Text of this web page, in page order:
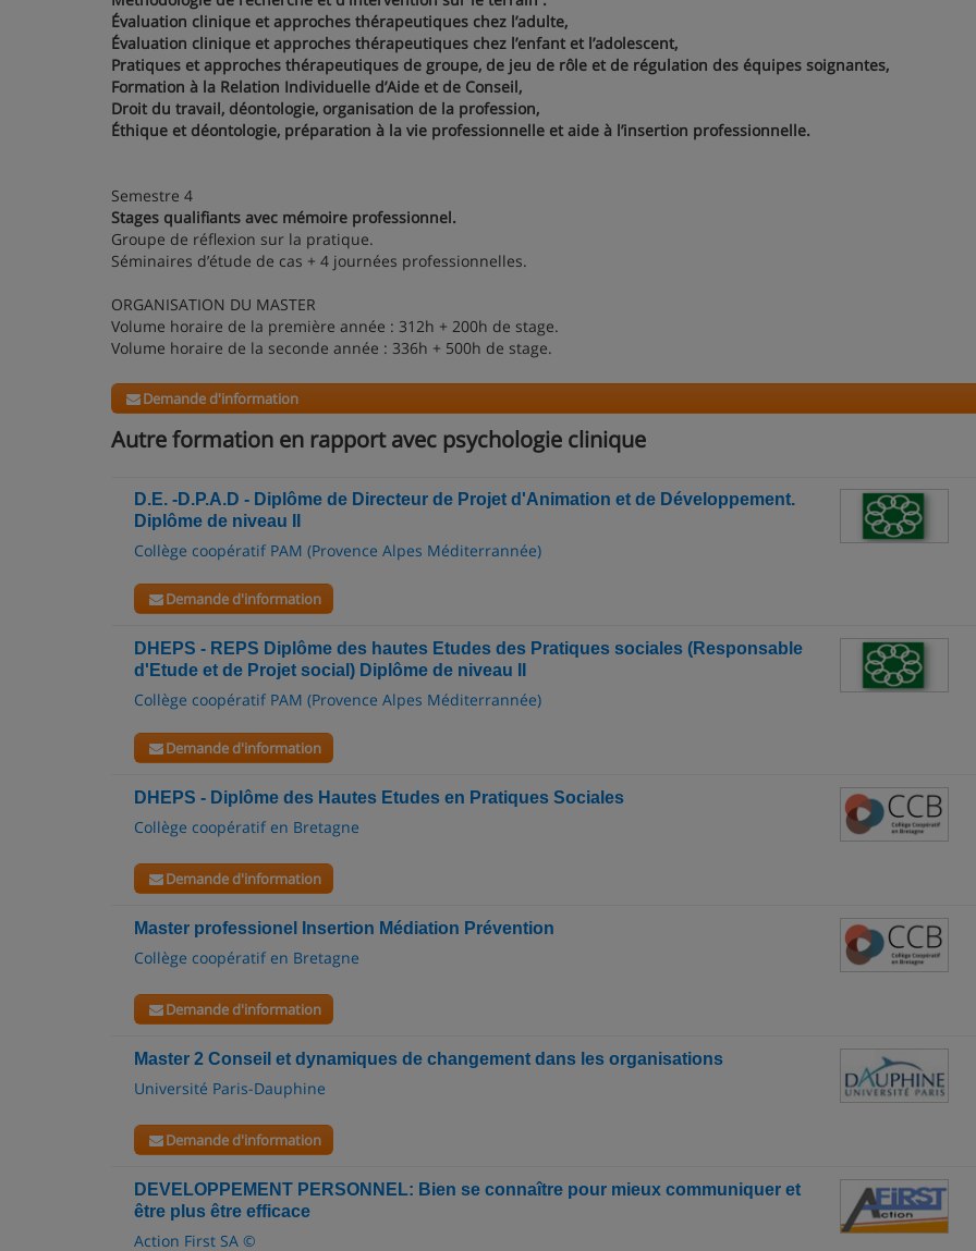
Évaluation clinique et approches thérapeutiques chez l’adulte,
Évaluation clinique et approches thérapeutiques chez l’enfant et l’adolescent,
Pratiques et approches thérapeutiques de groupe, de jeu de rôle et de régulation des équipes soignantes,
Formation à la Relation Individuelle d’Aide et de Conseil,
Droit du travail, déontologie, organisation de la profession,
Éthique et déontologie, préparation à la vie professionnelle et aide à l’insertion professionnelle.
Semestre 4
Stages qualifiants avec mémoire professionnel.
Groupe de réflexion sur la pratique.
Séminaires d’étude de cas + 4 journées professionnelles.
ORGANISATION DU MASTER
Volume horaire de la première année : 312h + 200h de stage.
Volume horaire de la seconde année : 336h + 500h de stage.
Demande d'information
Autre formation en rapport avec psychologie clinique
D.E. -D.P.A.D - Diplôme de Directeur de Projet d'Animation et de Développement.
Diplôme de niveau II
Collège coopératif PAM (Provence Alpes Méditerrannée)
Demande d'information
DHEPS - REPS Diplôme des hautes Etudes des Pratiques sociales (Responsable
d'Etude et de Projet social) Diplôme de niveau II
Collège coopératif PAM (Provence Alpes Méditerrannée)
Demande d'information
DHEPS - Diplôme des Hautes Etudes en Pratiques Sociales
Collège coopératif en Bretagne
Demande d'information
Master professionel Insertion Médiation Prévention
Collège coopératif en Bretagne
Demande d'information
Master 2 Conseil et dynamiques de changement dans les organisations
Université Paris-Dauphine
Demande d'information
DEVELOPPEMENT PERSONNEL: Bien se connaître pour mieux communiquer et
être plus être efficace
Action First SA ©